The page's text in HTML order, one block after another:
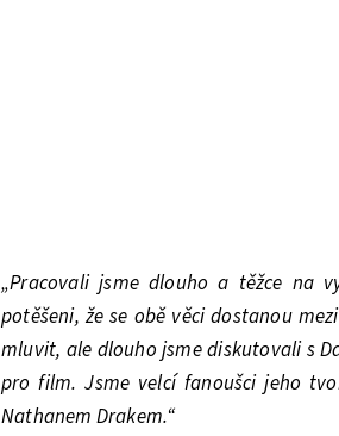
„Pracovali jsme dlouho a těžce na
potěšeni, že se obě věci dostanou
mluvit, ale dlouho jsme diskutovali s
pro film. Jsme velcí fanoušci jeho
Nathanem Drakem.“